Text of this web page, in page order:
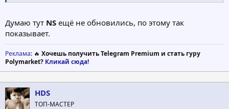
Думаю тут NS ещё не обновились, по этому так
показывает.
Реклама: 🔥 Хочешь получить Telegram Premium и стать гуру
Polymarket? Кликай сюда!
HDS
ТОП-МАСТЕР